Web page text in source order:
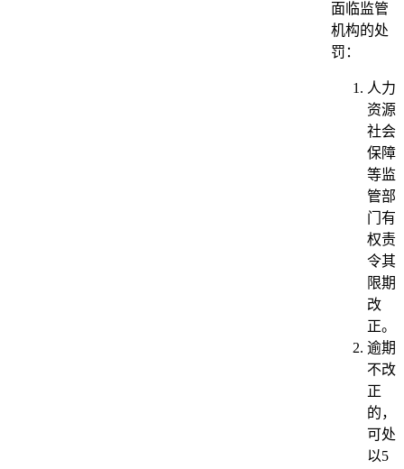
面临监管
机构的处
罚：
人力
资源
社会
保障
等监
管部
门有
权责
令其
限期
改
正。
逾期
不改
正
的，
可处
以5